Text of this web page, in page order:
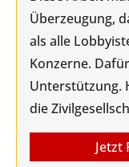
Überzeugung,
als alle
Konzerne.
Unterstützung.
die
Jetzt